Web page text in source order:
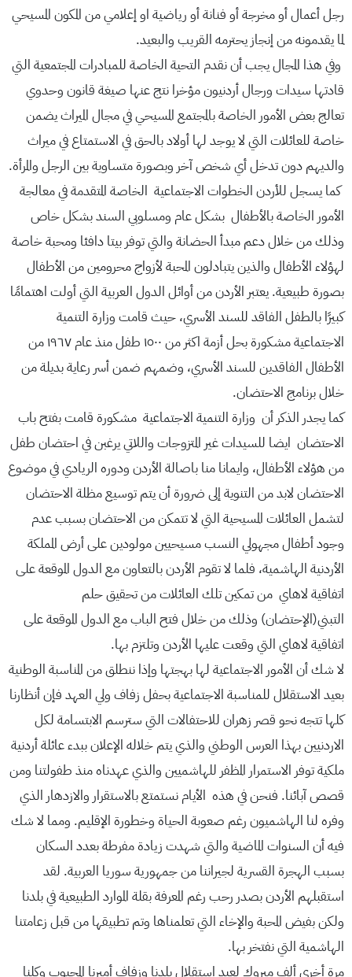
رجل أعمال أو مخرجة أو فنانة أو رياضية او إعلامي من المكون المسيحي
لما يقدمونه من إنجاز يحترمه القريب والبعيد.
وفي هذا المجال يجب أن نقدم التحية الخاصة للمبادرات المجتمعية التي
قادتها سيدات ورجال أردنيون مؤخرا نتج عنها صيغة قانون وحدوي
تعالج بعض الأمور الخاصة بالمجتمع المسيحي في مجال الميراث يضمن
خاصة للعائلات التي لا يوجد لها أولاد بالحق في الاستمتاع في ميراث
والديهم دون تدخل أي شخص آخر وبصورة متساوية بين الرجل والمرأة.
كما يسجل للأردن الخطوات الاجتماعية الخاصة المتقدمة في معالجة
الأمور الخاصة بالأطفال بشكل عام ومسلوبي السند بشكل خاص
وذلك من خلال دعم مبدأ الحضانة والتي توفر بيتا دافئا ومحبة خاصة
لهؤلاء الأطفال والذين يتبادلون المحبة لأزواج محرومين من الأطفال
بصورة طبيعية. يعتبر الأردن من أوائل الدول العربية التي أولت اهتمامًا
كبيرًا بالطفل الفاقد للسند الأسري، حيث قامت وزارة التنمية
الاجتماعية مشكورة بحل أزمة اكثر من ١٥٠٠ طفل منذ عام ١٩٦٧ من
الأطفال الفاقدين للسند الأسري، وضمهم ضمن أسر رعاية بديلة من
خلال برنامج الاحتضان.
كما يجدر الذكر أن وزارة التنمية الاجتماعية مشكورة قامت بفتح باب
الاحتضان ايضا للسيدات غير المتزوجات واللاتي يرغبن في احتضان طفل
من هؤلاء الأطفال، وايمانا منا باصالة الأردن ودوره الريادي في موضوع
الاحتضان لابد من التنوية إلى ضرورة أن يتم توسيع مظلة الاحتضان
لتشمل العائلات المسيحية التي لا تتمكن من الاحتضان بسبب عدم
وجود أطفال مجهولي النسب مسيحيين مولودين على أرض المملكة
الأردنية الهاشمية، فلما لا تقوم الأردن بالتعاون مع الدول الموقعة على
اتفاقية لاهاي من تمكين تلك العائلات من تحقيق حلم
التبني(الإحتضان) وذلك من خلال فتح الباب مع الدول الموقعة على
اتفاقية لاهاي التي وقعت عليها الأردن وتلتزم بها.
لا شك أن الأمور الاجتماعية لها بهجتها وإذا ننطلق من المناسبة الوطنية
بعيد الاستقلال للمناسبة الاجتماعية بحفل زفاف ولي العهد فإن أنظارنا
كلها تتجه نحو قصر زهران للاحتفالات التي سترسم الابتسامة لكل
الاردنيين بهذا العرس الوطني والذي يتم خلاله الإعلان ببدء عائلة أردنية
ملكية توفر الاستمرار المظفر للهاشميين والذي عهدناه منذ طفولتنا ومن
قصص آبائنا. فنحن في هذه الأيام نستمتع بالاستقرار والازدهار الذي
وفره لنا الهاشميون رغم صعوبة الحياة وخطورة الإقليم. ومما لا شك
فيه أن السنوات الماضية والتي شهدت زيادة مفرطة بعدد السكان
بسبب الهجرة القسرية لجيراننا من جمهورية سوريا العربية. لقد
استقبلهم الأردن بصدر رحب رغم المعرفة بقلة الموارد الطبيعية في بلدنا
ولكن بفيض المحبة والإخاء التي تعلمناها وتم تطبيقها من قبل زعامتنا
الهاشمية التي نفتخر بها.
مرة أخرى ألف مبروك لعيد استقلال بلدنا وزفاف أميرنا المحبوب وكلنا